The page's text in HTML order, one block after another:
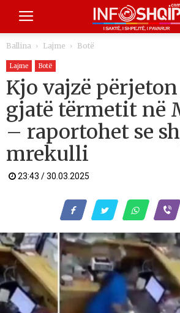
Ballina Lajme Botë
Lajme Botë
Kjo vajzë
gjatë tërmetit në
– raportohet se
mrekulli
23:43 / 30.03.2025